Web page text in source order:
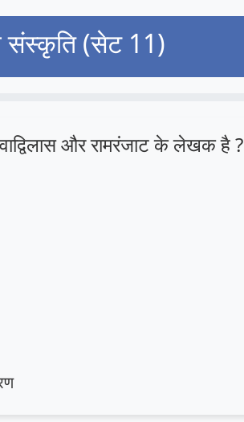
संस्कृति (सेट 11)
और रामरंजाट के लेखक है ?